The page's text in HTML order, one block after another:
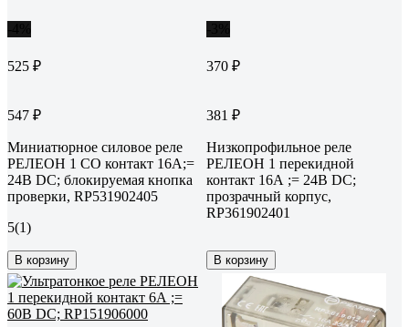
525 ₽
547 ₽
Миниатюрное силовое реле
РЕЛЕОН 1 CO контакт 16А;=
24В DC; блокируемая кнопка
проверки, RP531902405
5(1)
В корзину
370 ₽
381 ₽
Низкопрофильное реле
РЕЛЕОН 1 перекидной
контакт 16А ;= 24В DC;
прозрачный корпус,
RP361902401
В корзину